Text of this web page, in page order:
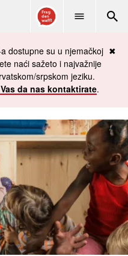
✖
dostupne su u njemačkoj
naći sažeto i najvažnije
srpskom jeziku.
da nas kontaktirate.